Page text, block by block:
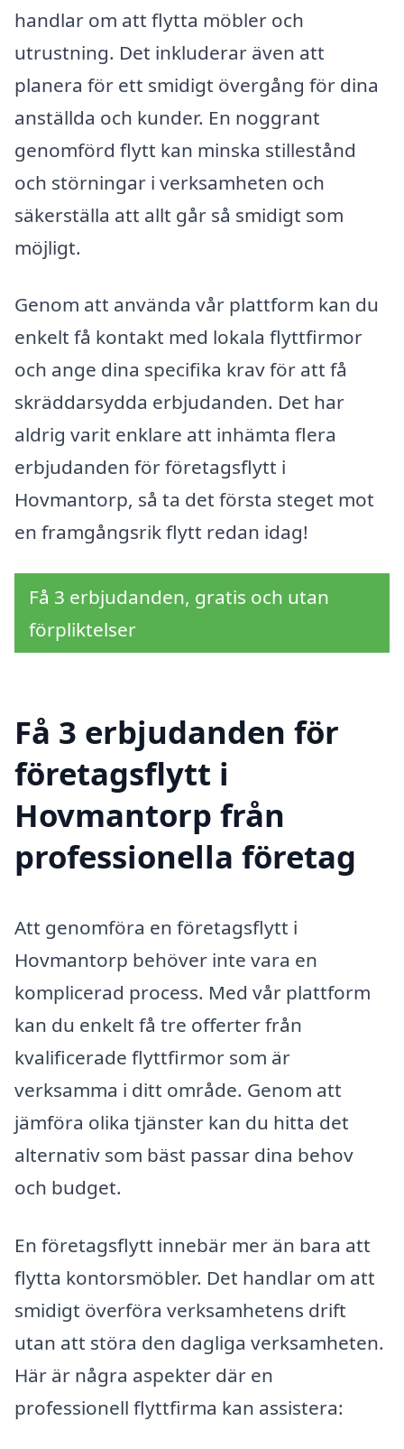
handlar om att flytta möbler och
utrustning. Det inkluderar även att
planera för ett smidigt övergång för dina
anställda och kunder. En noggrant
genomförd flytt kan minska stillestånd
och störningar i verksamheten och
säkerställa att allt går så smidigt som
möjligt.
Genom att använda vår plattform kan du
enkelt få kontakt med lokala flyttfirmor
och ange dina specifika krav för att få
skräddarsydda erbjudanden. Det har
aldrig varit enklare att inhämta flera
erbjudanden för företagsflytt i
Hovmantorp, så ta det första steget mot
en framgångsrik flytt redan idag!
Få 3 erbjudanden, gratis och utan
förpliktelser
Få 3 erbjudanden för
företagsflytt i
Hovmantorp från
professionella företag
Att genomföra en företagsflytt i
Hovmantorp behöver inte vara en
komplicerad process. Med vår plattform
kan du enkelt få tre offerter från
kvalificerade flyttfirmor som är
verksamma i ditt område. Genom att
jämföra olika tjänster kan du hitta det
alternativ som bäst passar dina behov
och budget.
En företagsflytt innebär mer än bara att
flytta kontorsmöbler. Det handlar om att
smidigt överföra verksamhetens drift
utan att störa den dagliga verksamheten.
Här är några aspekter där en
professionell flyttfirma kan assistera: